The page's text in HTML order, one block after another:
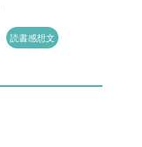
読書感想文